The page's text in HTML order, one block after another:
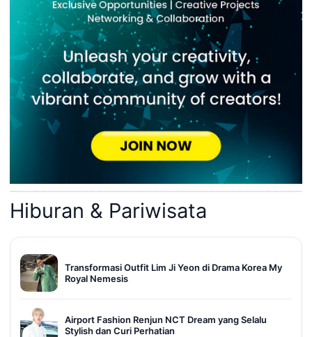
Hiburan & Pariwisata
Transformasi Outfit Lim Ji Yeon di Drama Korea My
Royal Nemesis
Airport Fashion Renjun NCT Dream yang Selalu
Stylish dan Curi Perhatian